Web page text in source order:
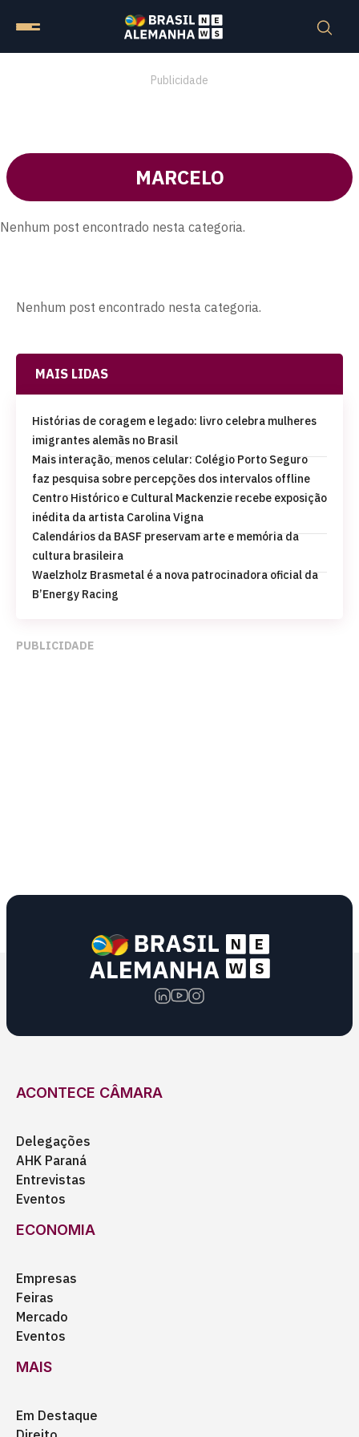
Publicidade
MARCELO
Nenhum post encontrado nesta categoria.
Nenhum post encontrado nesta categoria.
MAIS LIDAS
Histórias de coragem e legado: livro celebra mulheres
imigrantes alemãs no Brasil
Mais interação, menos celular: Colégio Porto Seguro
faz pesquisa sobre percepções dos intervalos offline
Centro Histórico e Cultural Mackenzie recebe exposição
inédita da artista Carolina Vigna
Calendários da BASF preservam arte e memória da
cultura brasileira
Waelzholz Brasmetal é a nova patrocinadora oficial da
B’Energy Racing
PUBLICIDADE
ACONTECE CÂMARA
Delegações
AHK Paraná
Entrevistas
Eventos
ECONOMIA
Empresas
Feiras
Mercado
Eventos
MAIS
Em Destaque